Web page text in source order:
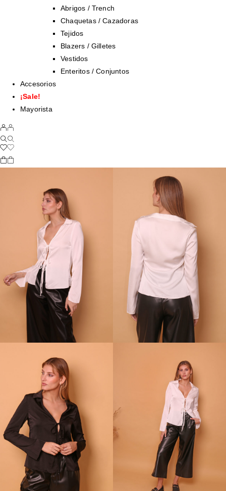
Abrigos / Trench
Chaquetas / Cazadoras
Tejidos
Blazers / Gilletes
Vestidos
Enteritos / Conjuntos
Accesorios
¡Sale!
Mayorista